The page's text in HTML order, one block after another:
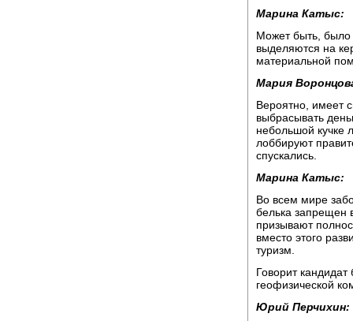
Марина Катыс:
Может быть, было
выделяются на
материальной
Мария
Вероятно, имеет
выбрасывать
небольшой кучке
лоббируют
спускались.
Марина Катыс:
Во всем мире
белька запрещен
призывают
вместо этого
туризм.
Говорит кандидат
геофизической
Юрий Перчихин: